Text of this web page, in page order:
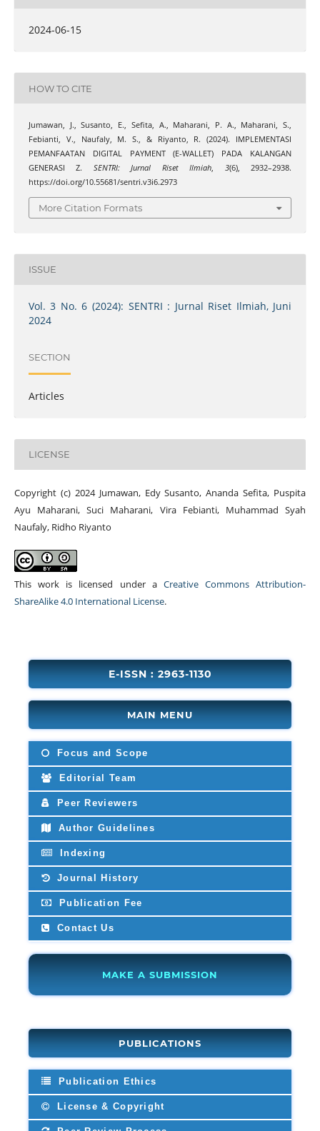
2024-06-15
HOW TO CITE
Jumawan, J., Susanto, E., Sefita, A., Maharani, P. A., Maharani, S.,
Febianti, V., Naufaly, M. S., & Riyanto, R. (2024). IMPLEMENTASI
PEMANFAATAN DIGITAL PAYMENT (E-WALLET) PADA KALANGAN
GENERASI Z. SENTRI: Jurnal Riset Ilmiah, 3(6), 2932–2938.
https://doi.org/10.55681/sentri.v3i6.2973
More Citation Formats
ISSUE
Vol. 3 No. 6 (2024): SENTRI : Jurnal Riset Ilmiah, Juni
2024
SECTION
Articles
LICENSE
Copyright (c) 2024 Jumawan, Edy Susanto, Ananda Sefita, Puspita
Ayu Maharani, Suci Maharani, Vira Febianti, Muhammad Syah
Naufaly, Ridho Riyanto
This work is licensed under a Creative Commons Attribution-
ShareAlike 4.0 International License.
E-ISSN : 2963-1130
MAIN MENU
Focus and Scope
Editorial Team
Peer Reviewers
Author Guidelines
Indexing
Journal History
Publication Fee
Contact Us
MAKE A SUBMISSION
PUBLICATIONS
Publication Ethics
License & Copyright